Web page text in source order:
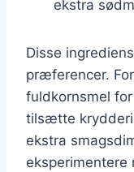
ekstra
Disse
præferencer.
fuldkornsmel
tilsætte
ekstra